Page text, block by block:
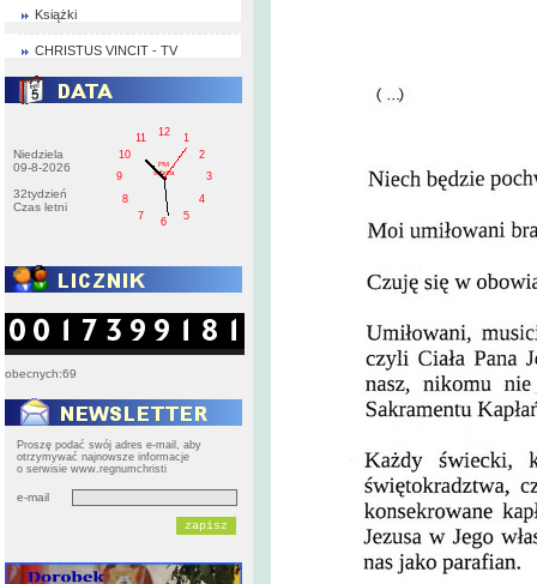
Książki
CHRISTUS VINCIT - TV
Niedziela
09-8-2026
32tydzień
Czas letni
1
2
3
4
5
6
7
8
9
10
11
12
PM
sobota
obecnych:69
Proszę podać swój adres e-mail, aby
otrzymywać najnowsze informacje
o serwisie www.regnumchristi
e-mail